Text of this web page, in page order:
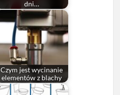
dni…
Czym jest wycinanie
elementów z blachy